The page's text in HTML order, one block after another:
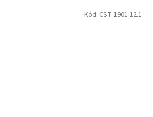
Kód: CST-1901-12.1